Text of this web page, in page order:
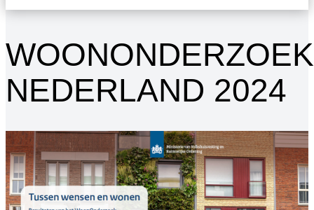
WOONONDERZOEK
NEDERLAND 2024